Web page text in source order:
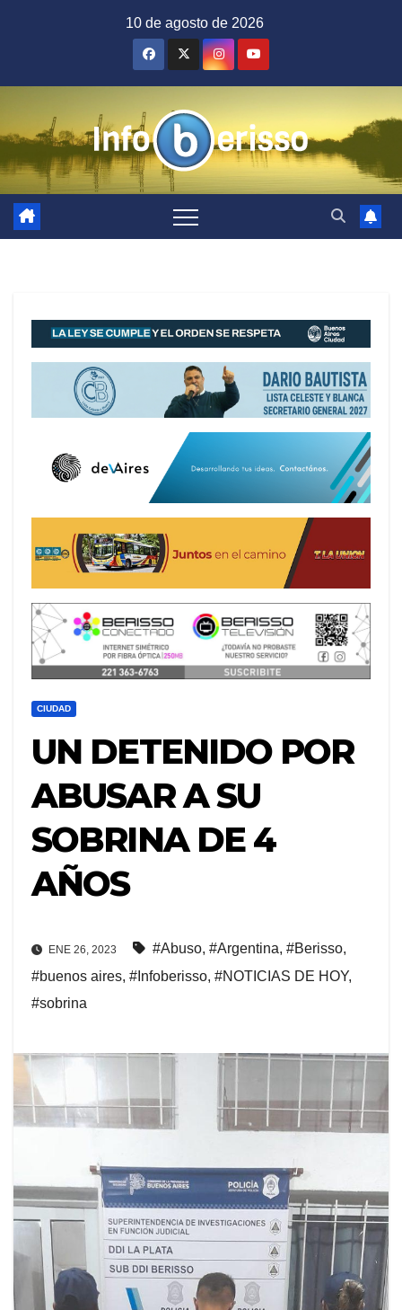
10 de agosto de 2026
CIUDAD
UN DETENIDO POR
ABUSAR A SU
SOBRINA DE 4
AÑOS
ENE 26, 2023 #Abuso, #Argentina, #Berisso,
#buenos aires, #Infoberisso, #NOTICIAS DE HOY,
#sobrina